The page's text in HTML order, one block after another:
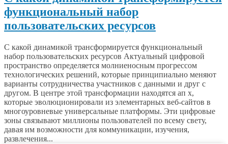
функциональный набор
пользовательских ресурсов
С какой динамикой трансформируется функциональный
набор пользовательских ресурсов Актуальный цифровой
пространство определяется молниеносным прогрессом
технологических решений, которые принципиально меняют
варианты сотрудничества участников с данными и друг с
другом. В центре этой трансформации находятся ап х,
которые эволюционировали из элементарных веб-сайтов в
многоуровневые универсальные платформы. Эти цифровые
зоны связывают миллионы пользователей по всему свету,
давая им возможности для коммуникации, изучения,
развлечения...